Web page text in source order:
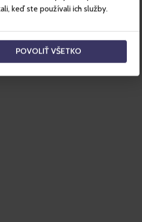
keď ste používali ich služby.
POVOLIŤ VŠETKO